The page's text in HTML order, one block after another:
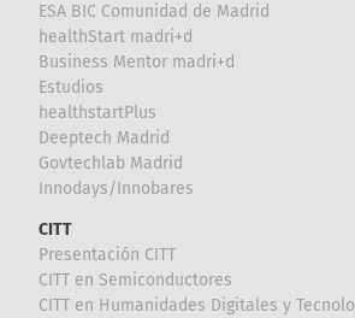
ESA BIC Comunidad de Madrid
healthStart madri+d
Business Mentor madri+d
Estudios
healthstartPlus
Deeptech Madrid
Govtechlab Madrid
Innodays/Innobares
CITT
Presentación CITT
CITT en Semiconductores
CITT en Humanidades Digitales y